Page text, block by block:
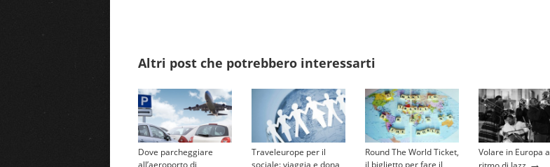
Altri post che potrebbero interessarti
Dove parcheggiare
all’aeroporto di
Traveleurope per il
sociale: viaggia e dona
Round The World Ticket,
il biglietto per fare il
Volare in Europa a
→